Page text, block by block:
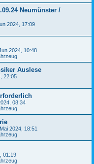
Neumünster /
2024, 17:09
2024, 10:48
Auslese
22:05
08:34
2024, 18:51
01:19